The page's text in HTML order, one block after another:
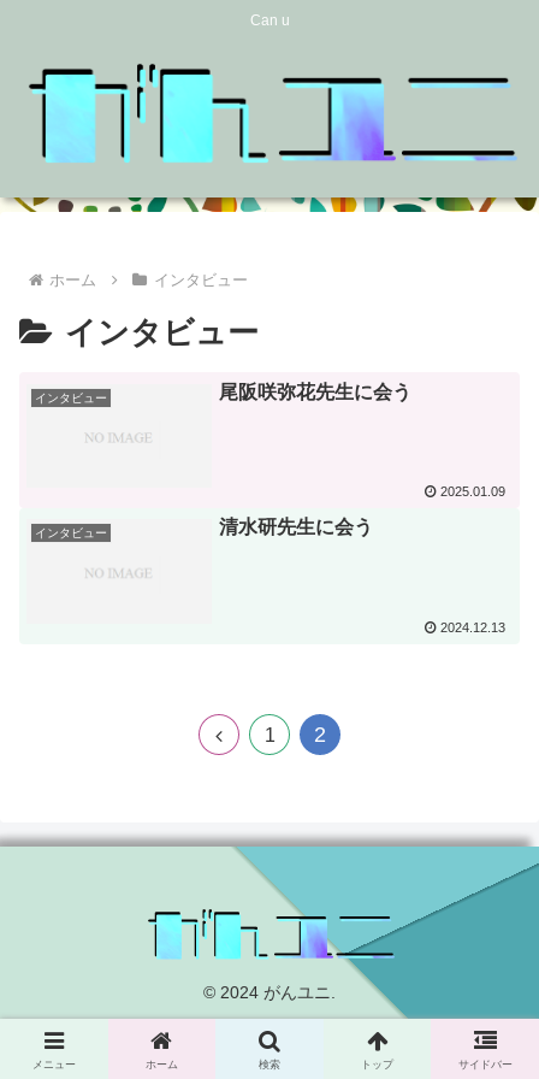
Can u
ホーム インタビュー
インタビュー
インタビュー 尾阪咲弥花先生に会う
2025.01.09
インタビュー 清水研先生に会う
2024.12.13
前
1 2
© 2024 がんユニ.
メニュー ホーム 検索 トップ サイドバー